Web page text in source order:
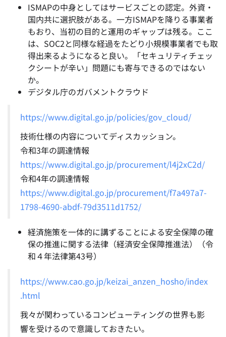
ISMAPの中身としてはサービスごとの認定。外資・
国内共に選択肢がある。一方ISMAPを降りる事業者
もおり、当初の目的と運用のギャップは残る。ここ
は、SOC2と同様な経過をたどり小規模事業者でも取
得出来るようになると良い。「セキュリティチェッ
クシートが辛い」問題にも寄与できるのではない
か。
デジタル庁のガバメントクラウド
https://www.digital.go.jp/policies/gov_cloud/
技術仕様の内容についてディスカッション。
令和3年の調達情報
https://www.digital.go.jp/procurement/l4j2xC2d/
令和4年の調達情報
https://www.digital.go.jp/procurement/f7a497a7-
1798-4690-abdf-79d3511d1752/
経済施策を一体的に講ずることによる安全保障の確
保の推進に関する法律（経済安全保障推進法）（令
和４年法律第43号）
https://www.cao.go.jp/keizai_anzen_hosho/index
.html
我々が関わっているコンピューティングの世界も影
響を受けるので意識しておきたい。